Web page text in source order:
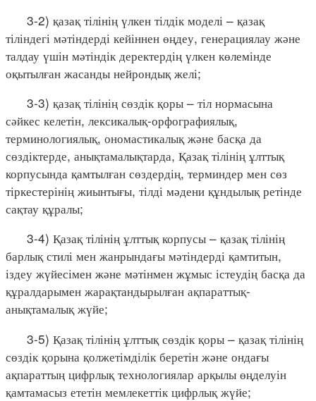
3-2) қазақ тілінің үлкен тілдік моделі – қазақ
тіліндегі мәтіндерді кейіннен өңдеу, генерациялау және
талдау үшін мәтіндік деректердің үлкен көлемінде
оқытылған жасанды нейрондық желі;
3-3) қазақ тілінің сөздік қоры – тіл нормасына
сәйкес келетін, лексикалық-орфографиялық,
терминологиялық, ономастикалық және басқа да
сөздіктерде, анықтамалықтарда, Қазақ тілінің ұлттық
корпусында қамтылған сөздердің, терминдер мен сөз
тіркестерінің жиынтығы, тілді мәдени құндылық ретінде
сақтау құралы;
3-4) Қазақ тілінің ұлттық корпусы – қазақ тілінің
барлық стилі мен жанрындағы мәтіндерді қамтитын,
іздеу жүйесімен және мәтінмен жұмыс істеудің басқа да
құралдарымен жарақтандырылған ақпараттық-
анықтамалық жүйе;
3-5) Қазақ тілінің ұлттық сөздік қоры – қазақ тілінің
сөздік қорына қолжетімділік беретін және ондағы
ақпараттың цифрлық технологиялар арқылы өңделуін
қамтамасыз ететін мемлекеттік цифрлық жүйе;